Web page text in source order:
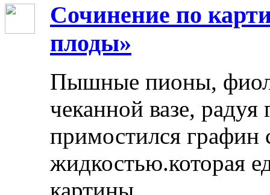
Сочинение по
плоды»
Пышные пионы,
чеканной вазе,
примостился графин
жидкостью.которая